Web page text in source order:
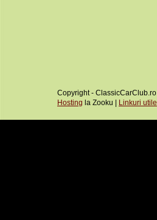
Copyright - ClassicCarClub.ro
Hosting la Zooku | Linkuri utile